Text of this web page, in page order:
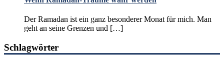
Der Ramadan ist ein ganz besonderer Monat für mich. Man
geht an seine Grenzen und […]
Schlagwörter